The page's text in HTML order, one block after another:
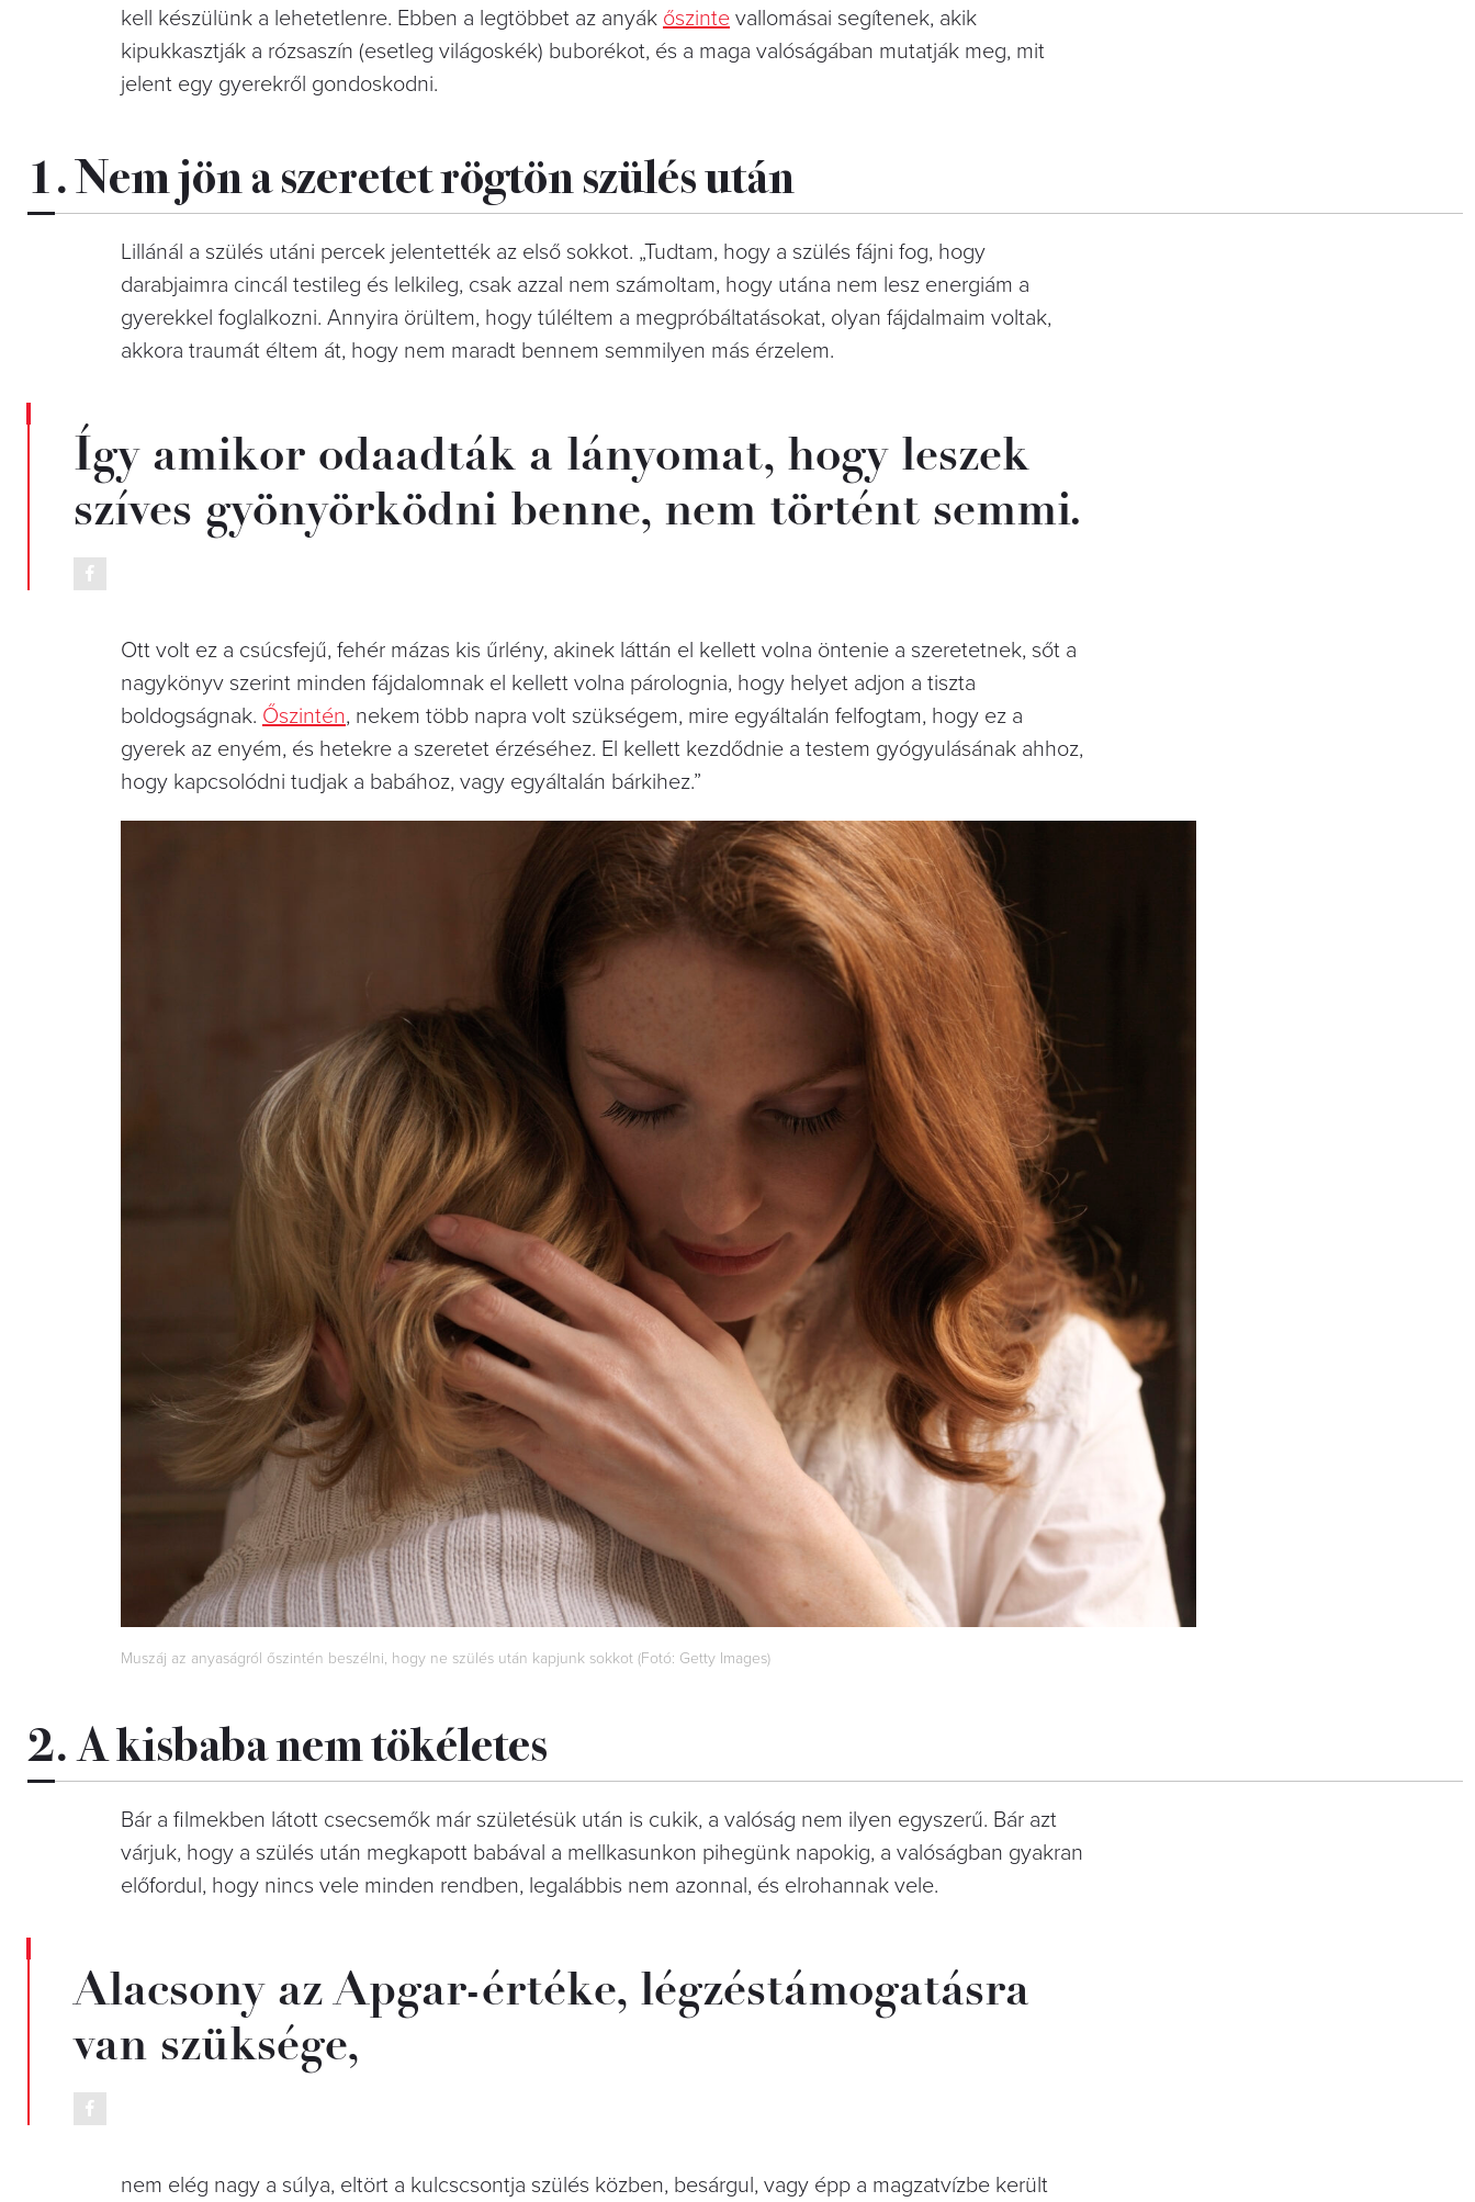
kell készülünk a lehetetlenre. Ebben a legtöbbet az anyák őszinte vallomásai segítenek, akik
kipukkasztják a rózsaszín (esetleg világoskék) buborékot, és a maga valóságában mutatják meg, mit
jelent egy gyerekről gondoskodni.
1. Nem jön a szeretet rögtön szülés után
Lillánál a szülés utáni percek jelentették az első sokkot. „Tudtam, hogy a szülés fájni fog, hogy
darabjaimra cincál testileg és lelkileg, csak azzal nem számoltam, hogy utána nem lesz energiám a
gyerekkel foglalkozni. Annyira örültem, hogy túléltem a megpróbáltatásokat, olyan fájdalmaim voltak,
akkora traumát éltem át, hogy nem maradt bennem semmilyen más érzelem.
Így amikor odaadták a lányomat, hogy leszek
szíves gyönyörködni benne, nem történt semmi.
Ott volt ez a csúcsfejű, fehér mázas kis űrlény, akinek láttán el kellett volna öntenie a szeretetnek, sőt a
nagykönyv szerint minden fájdalomnak el kellett volna párolognia, hogy helyet adjon a tiszta
boldogságnak. Őszintén, nekem több napra volt szükségem, mire egyáltalán felfogtam, hogy ez a
gyerek az enyém, és hetekre a szeretet érzéséhez. El kellett kezdődnie a testem gyógyulásának ahhoz,
hogy kapcsolódni tudjak a babához, vagy egyáltalán bárkihez.”
Muszáj az anyaságról őszintén beszélni, hogy ne szülés után kapjunk sokkot (Fotó: Getty Images)
2. A kisbaba nem tökéletes
Bár a filmekben látott csecsemők már születésük után is cukik, a valóság nem ilyen egyszerű. Bár azt
várjuk, hogy a szülés után megkapott babával a mellkasunkon pihegünk napokig, a valóságban gyakran
előfordul, hogy nincs vele minden rendben, legalábbis nem azonnal, és elrohannak vele.
Alacsony az Apgar-értéke, légzéstámogatásra
van szüksége,
nem elég nagy a súlya, eltört a kulcscsontja szülés közben, besárgul, vagy épp a magzatvízbe került